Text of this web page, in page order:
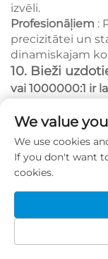
izvēli.
Profesionāļiem :
precizitātei un
dinamiskajam
10. Bieži
vai 1000000:1 ir
tas ir
pielāgot
Patiesai attēla
kontrastu
ekrānu).
Kāds ir
Zemākais
We value
We use cookies
If you don't want
cookies.